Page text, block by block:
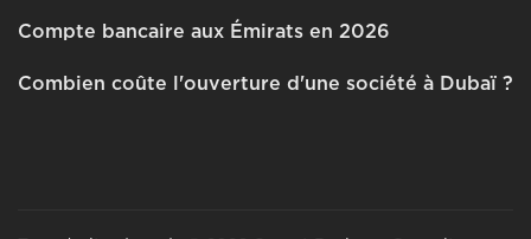
Compte bancaire aux Émirats en 2026
Combien coûte l'ouverture d'une société à Dubaï ?